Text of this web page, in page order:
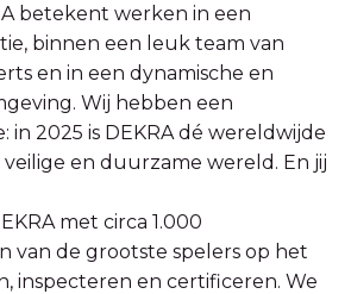
betekent werken in een
binnen een leuk team van
en in een dynamische en
Wij hebben een
in 2025 is DEKRA dé wereldwijde
en duurzame wereld. En jij
met circa 1.000
van de grootste spelers op het
inspecteren en certificeren. We